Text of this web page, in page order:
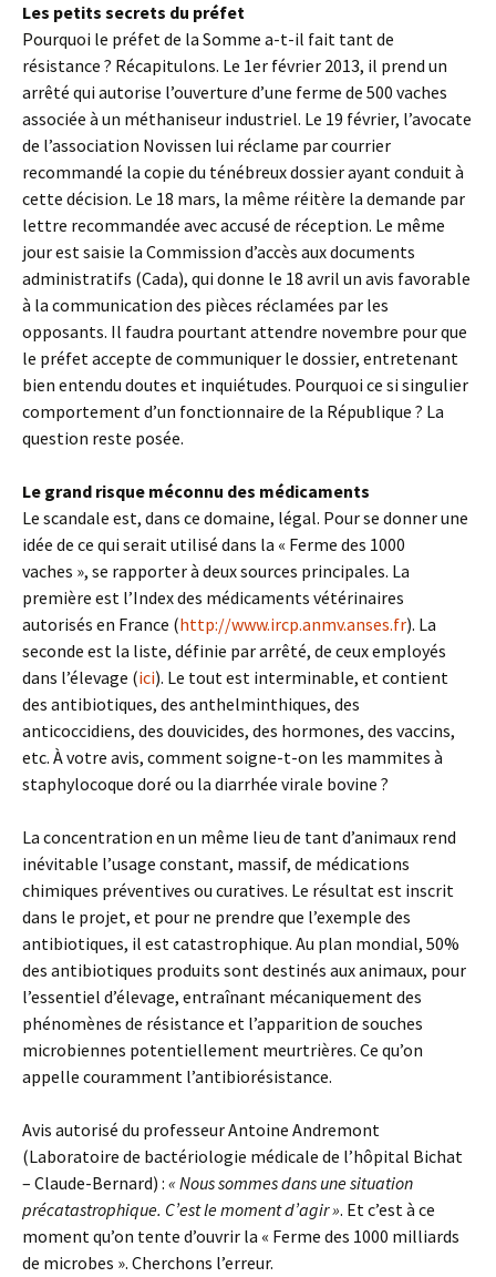
Les petits secrets du préfet
Pourquoi le préfet de la Somme a-t-il fait tant de
résistance ? Récapitulons. Le 1er février 2013, il prend un
arrêté qui autorise l’ouverture d’une ferme de 500 vaches
associée à un méthaniseur industriel. Le 19 février, l’avocate
de l’association Novissen lui réclame par courrier
recommandé la copie du ténébreux dossier ayant conduit à
cette décision. Le 18 mars, la même réitère la demande par
lettre recommandée avec accusé de réception. Le même
jour est saisie la Commission d’accès aux documents
administratifs (Cada), qui donne le 18 avril un avis favorable
à la communication des pièces réclamées par les
opposants. Il faudra pourtant attendre novembre pour que
le préfet accepte de communiquer le dossier, entretenant
bien entendu doutes et inquiétudes. Pourquoi ce si singulier
comportement d’un fonctionnaire de la République ? La
question reste posée.
Le grand risque méconnu des médicaments
Le scandale est, dans ce domaine, légal. Pour se donner une
idée de ce qui serait utilisé dans la « Ferme des 1000
vaches », se rapporter à deux sources principales. La
première est l’Index des médicaments vétérinaires
autorisés en France (http://www.ircp.anmv.anses.fr). La
seconde est la liste, définie par arrêté, de ceux employés
dans l’élevage (ici). Le tout est interminable, et contient
des antibiotiques, des anthelminthiques, des
anticoccidiens, des douvicides, des hormones, des vaccins,
etc. À votre avis, comment soigne-t-on les mammites à
staphylocoque doré ou la diarrhée virale bovine ?
La concentration en un même lieu de tant d’animaux rend
inévitable l’usage constant, massif, de médications
chimiques préventives ou curatives. Le résultat est inscrit
dans le projet, et pour ne prendre que l’exemple des
antibiotiques, il est catastrophique. Au plan mondial, 50%
des antibiotiques produits sont destinés aux animaux, pour
l’essentiel d’élevage, entraînant mécaniquement des
phénomènes de résistance et l’apparition de souches
microbiennes potentiellement meurtrières. Ce qu’on
appelle couramment l’antibiorésistance.
Avis autorisé du professeur Antoine Andremont
(Laboratoire de bactériologie médicale de l’hôpital Bichat
– Claude-Bernard) : « Nous sommes dans une situation
précatastrophique. C’est le moment d’agir ». Et c’est à ce
moment qu’on tente d’ouvrir la « Ferme des 1000 milliards
de microbes ». Cherchons l’erreur.